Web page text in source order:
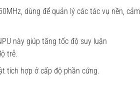
dùng để quản lý các tác vụ nền, cảm
này giúp tăng tốc độ suy luận
trễ.
tích hợp ở cấp độ phần cứng.